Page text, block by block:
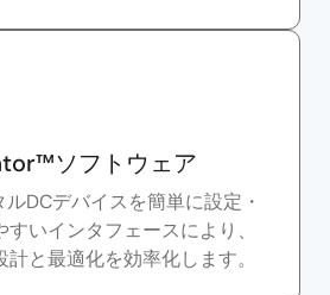
ソフトウェア
DCデバイスを簡単に設定・
いインタフェースにより、
と最適化を効率化します。